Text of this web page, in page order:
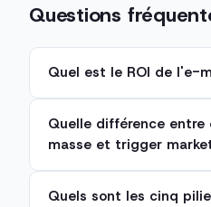
Questions
Quel est le ROI de l'e-
Quelle différence
masse et trigger
Quels sont les cinq